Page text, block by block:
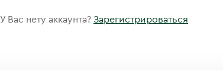
У Вас нету аккаунта? Зарегистрироваться